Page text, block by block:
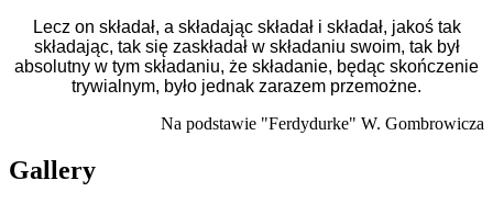
Lecz on składał, a składając składał i składał, jakoś tak
składając, tak się zaskładał w składaniu swoim, tak był
absolutny w tym składaniu, że składanie, będąc skończenie
trywialnym, było jednak zarazem przemożne.
Na podstawie "Ferdydurke" W. Gombrowicza
Gallery